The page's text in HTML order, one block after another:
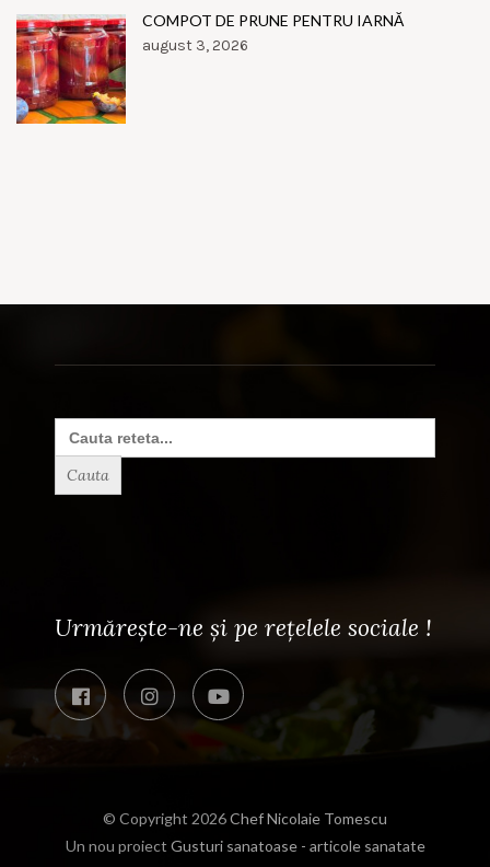
COMPOT DE PRUNE PENTRU IARNĂ
august 3, 2026
Search
for:
Urmărește-ne și pe rețelele sociale !
© Copyright 2026Chef Nicolaie Tomescu
Un nou proiect Gusturi sanatoase - articole sanatate